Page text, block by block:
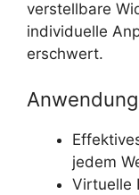
verstellbare
individuelle
erschwert.
jedem
Virtuelle